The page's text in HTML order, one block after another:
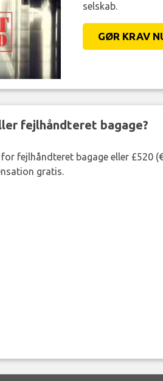
selskab.
GØR KRAV
fejlhåndteret bagage?
fejlhåndteret bagage eller £520
gratis.